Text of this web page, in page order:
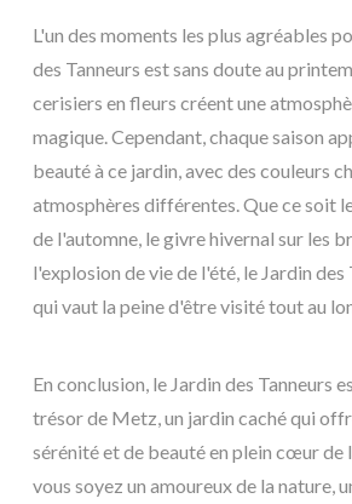
L'un des moments les plus agréables
des Tanneurs est sans doute au
cerisiers en fleurs créent une
magique. Cependant, chaque saison
beauté à ce jardin, avec des couleurs
atmosphères différentes. Que ce soit
de l'automne, le givre hivernal sur les
l'explosion de vie de l'été, le Jardin des
qui vaut la peine d'être visité tout au
En conclusion, le Jardin des Tanneurs
trésor de Metz, un jardin caché qui
sérénité et de beauté en plein cœur de
vous soyez un amoureux de la nature,